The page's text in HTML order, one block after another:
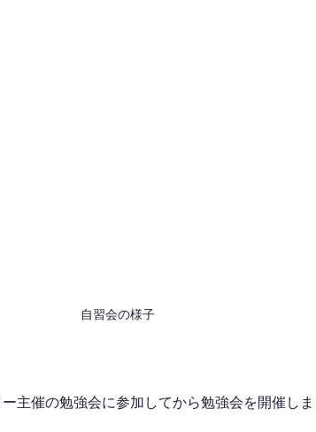
自習会の様子
主催の勉強会に参加してから勉強会を開催しま